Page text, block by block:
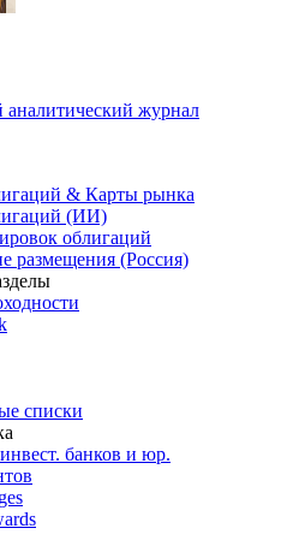
аналитический журнал
& Карты рынка
(ИИ)
облигаций
размещения (Россия)
списки
банков и юр.